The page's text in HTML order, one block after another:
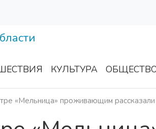
КУЛЬТУРА
«Мельница» проживающим